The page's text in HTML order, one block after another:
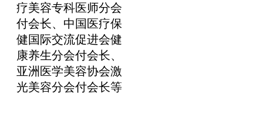
疗美容专科医师分会
付会长、中国医疗保
健国际交流促进会健
康养生分会付会长、
亚洲医学美容协会激
光美容分会付会长等